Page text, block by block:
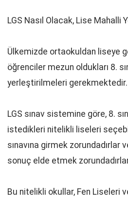
LGS Nasıl Olacak, Lise Mahalli
Ülkemizde ortaokuldan liseye
öğrenciler mezun oldukları 8.
yerleştirilmeleri gerekmektedir.
LGS sınav sistemine göre, 8.
istedikleri nitelikli liseleri
sınavına girmek zorundadırlar
sonuç elde etmek
Bu nitelikli okullar, Fen Liseleri